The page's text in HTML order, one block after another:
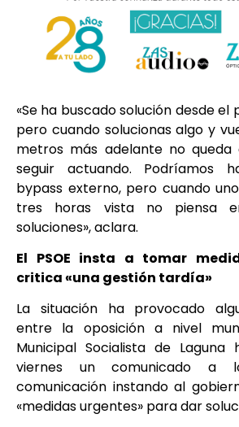
«Se ha buscado solución desde
pero cuando solucionas algo y
metros más adelante no
seguir actuando. Podríamos
bypass externo, pero cuando
tres horas vista no piensa
soluciones», aclara.
El PSOE insta a tomar
critica «una gestión tardía»
La situación ha provocado
entre la oposición a nivel
Municipal Socialista de Laguna
viernes un comunicado a
comunicación instando al
«medidas urgentes» para dar